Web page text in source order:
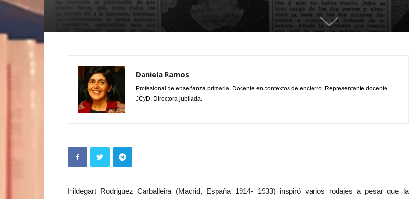
Daniela Ramos
Profesional de enseñanza primaria. Docente en contextos de encierro. Representante docente
JCyD. Directora jubilada.
Hildegart Rodriguez Carballeira (Madrid, España 1914- 1933) inspiró varios rodajes a pesar que la